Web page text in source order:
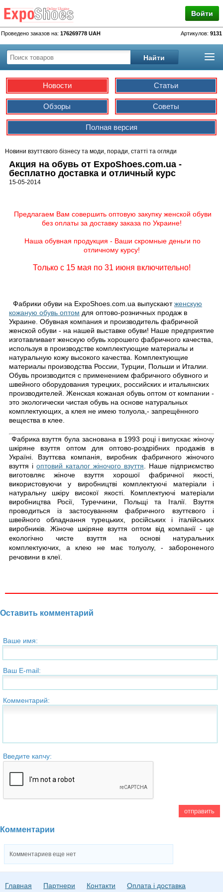
Войти
Проведено заказов на: 176269778 UAH Артикулов: 9131
Новости Статьи
Обзоры Советы
Полная версия
Новини взуттєвого бізнесу та моди, поради, статті та огляди
Акция на обувь от ExpoShoes.com.ua -
бесплатно доставка и отличный курс
15-05-2014
Предлагаем Вам совершить оптовую закупку женской обуви
без оплаты за доставку заказа по Украине!
Наша обувная продукция - Ваши скромные деньги по
отличному курсу!
Только с 15 мая по 31 июня включительно!
Фабрики обуви на ExpoShoes.com.ua выпускаютженскую
кожаную обувь оптом для оптово-розничных продаж в
Украине. Обувная компания и производитель фабричной
женской обуви - на нашей выставке обуви! Наше предприятие
изготавливает женскую обувь хорошего фабричного качества,
используя в производстве комплектующие материалы и
натуральную кожу высокого качества. Комплектующие
материалы производства России, Турции, Польши и Италии.
Обувь производится с применением фабричного обувного и
швейного оборудования турецких, российских и итальянских
производителей. Женская кожаная обувь оптом от компании -
это экологически чистая обувь на основе натуральных
комплектующих, а клея не имею толуола,- запрещённого
вещества в клее.
Фабрика взуття була заснована в 1993 році і випускає жіночу
шкіряне взуття оптом для оптово-роздрібних продажів в
Україні. Взуттєва компанія, виробник фабричного жіночого
взуття і оптовий каталог жіночого взуття . Наше підприємство
виготовляє жіноче взуття хорошої фабричної якості,
використовуючи у виробництві комплектуючі матеріали і
натуральну шкіру високої якості. Комплектуючі матеріали
виробництва Росії, Туреччини, Польщі та Італії. Взуття
проводиться із застосуванням фабричного взуттєвого і
швейного обладнання турецьких, російських і італійських
виробників . Жіноче шкіряне взуття оптом від компанії - це
екологічно чисте взуття на основі натуральних
комплектуючих, а клею не має толуолу, - забороненого
речовини в клеї.
Оставить комментарий
Ваше имя:
Ваш E-mail:
Комментарий:
Введите капчу:
Комментарии
Комментариев еще нет
Главная Партнери Контакти Оплата і доставка